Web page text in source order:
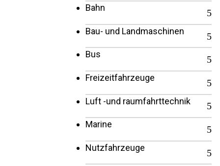
Bahn
Bau- und Landmaschinen
Bus
Freizeitfahrzeuge
Luft -und raumfahrttechnik
Marine
Nutzfahrzeuge